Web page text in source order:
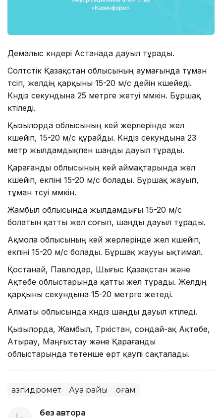
Демалыс күндері Астанада дауыл тұрады.
Солтүстік Қазақстан облысының аумағында тұман
түсіп, желдің қарқыны 15-20 м/с дейін күшейеді.
Күндіз секундына 25 метрге жетуі мүмкін. Бұршақ
күтіледі.
Қызылорда облысының кей жерлерінде жел
күшейіп, 15-20 м/с құрайды. Күндіз секундына 23
метр жылдамдықпен шаңды дауыл тұрады.
Қарағанды облысының кей аймақтарында жел
күшейіп, екпіні 15-20 м/с болады. Бұршақ жауып,
тұман түсуі мүмкін.
Жамбыл облысында жылдамдығы 15-20 м/с
болатын қатты жел соғып, шаңды дауыл тұрады.
Ақмола облысының кей жерлерінде жел күшейіп,
екпіні 15-20 м/с болады. Бұршақ жаууы ықтимал.
Қостанай, Павлодар, Шығыс Қазақстан және
Ақтөбе облыстарында қатты жел тұрады. Желдің
қарқыны секундына 15-20 метрге жетеді.
Алматы облысында күндіз шаңды дауыл күтіледі.
Қызылорда, Жамбыл, Түркістан, сондай-ақ Ақтөбе,
Атырау, Маңғыстау және Қарағанды
облыстарында төтенше өрт қаупі сақталады.
Қазгидромет Ауа райы Қоғам
без автора